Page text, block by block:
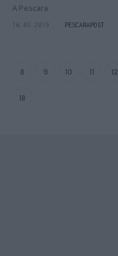
A Pescara
16.03.2019 PESCARAPOST
8 9 10 11 12
18